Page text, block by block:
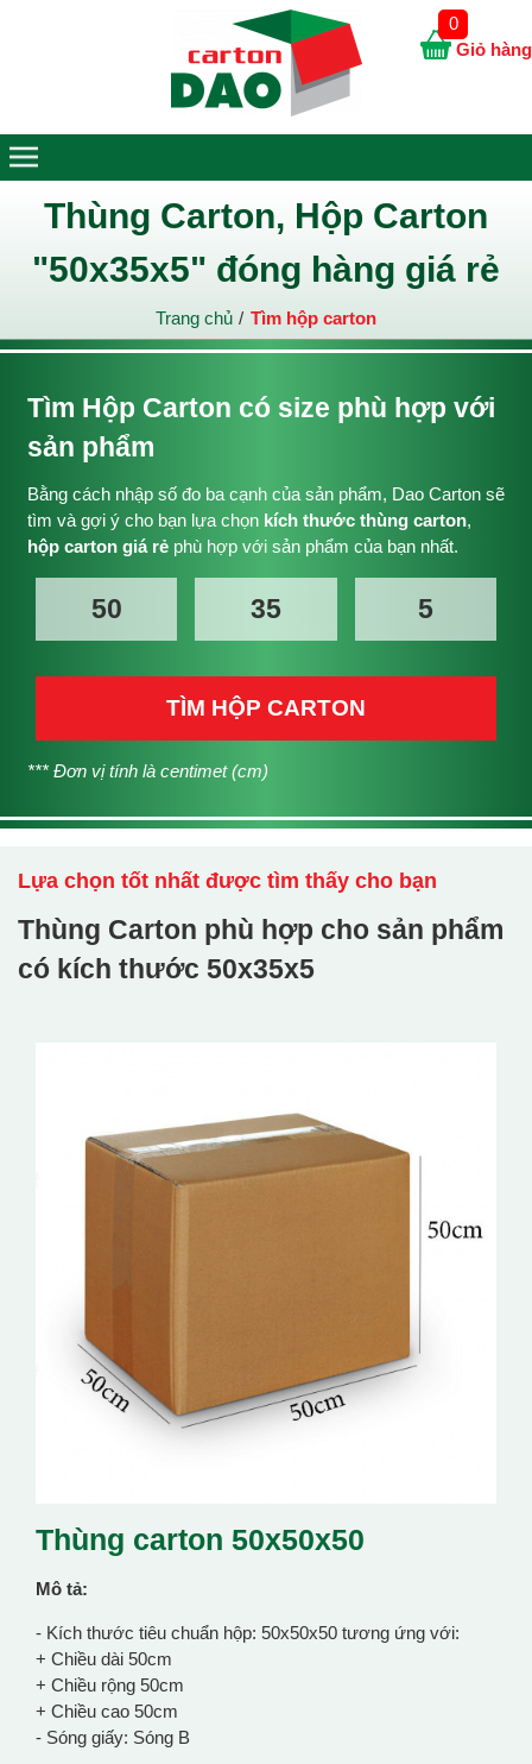
Thùng Carton, Hộp Carton
"50x35x5" đóng hàng giá rẻ
Trang chủ Tìm hộp carton
Tìm Hộp Carton có size phù hợp với
sản phẩm
Bằng cách nhập số đo ba cạnh của sản phẩm, Dao Carton sẽ
tìm và gợi ý cho bạn lựa chọn kích thước thùng carton,
hộp carton giá rẻphù hợp với sản phẩm của bạn nhất.
TÌM HỘP CARTON
*** Đơn vị tính là centimet (cm)
Lựa chọn tốt nhất được tìm thấy cho bạn
Thùng Carton phù hợp cho sản phẩm
có kích thước 50x35x5
Thùng carton 50x50x50
Mô tả:
- Kích thước tiêu chuẩn hộp: 50x50x50 tương ứng với:
+ Chiều dài 50cm
+ Chiều rộng 50cm
+ Chiều cao 50cm
- Sóng giấy: Sóng B
Giỏ hàng
0